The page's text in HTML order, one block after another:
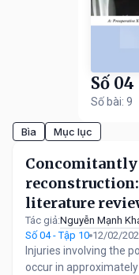
Số
Số bài: 9
Bìa Mục lục
Concomitantly
literature
Tác giả:Nguyễn Mạnh
Số 04 - Tập 10 12/02/
Injuries involving the
occur in approximately